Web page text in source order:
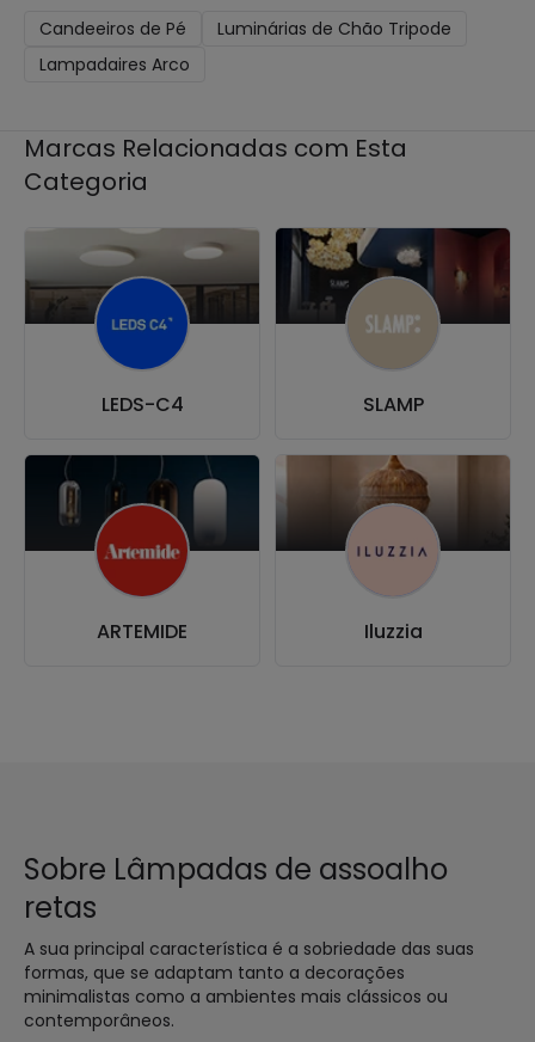
Candeeiros de Pé
Luminárias de Chão Tripode
Lampadaires Arco
Marcas Relacionadas com Esta
Categoria
LEDS-C4 SLAMP
ARTEMIDE Iluzzia
Sobre Lâmpadas de assoalho
retas
A sua principal característica é a sobriedade das suas
formas, que se adaptam tanto a decorações
minimalistas como a ambientes mais clássicos ou
contemporâneos.